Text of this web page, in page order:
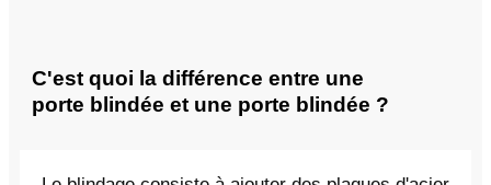
C'est quoi la différence entre une
porte blindée et une porte blindée ?